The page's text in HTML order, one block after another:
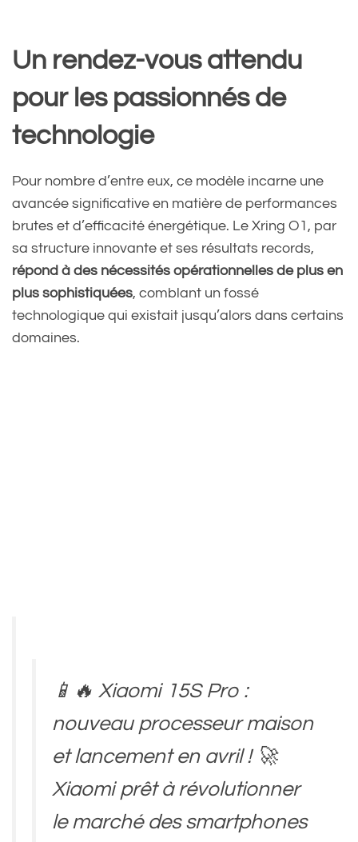
Un rendez-vous attendu
pour les passionnés de
technologie
Pour nombre d’entre eux, ce modèle incarne une
avancée significative en matière de performances
brutes et d’efficacité énergétique. Le Xring O1, par
sa structure innovante et ses résultats records,
répond à des nécessités opérationnelles de plus en
plus sophistiquées, comblant un fossé
technologique qui existait jusqu’alors dans certains
domaines.
📱🔥 Xiaomi 15S Pro :
nouveau processeur maison
et lancement en avril ! 🚀
Xiaomi prêt à révolutionner
le marché des smartphones